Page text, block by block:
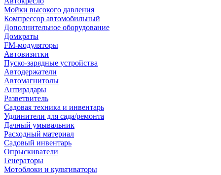
Мойки высокого давления
Компрессор автомобильный
Дополнительное оборудование
Домкраты
FM-модуляторы
Автовизитки
Пуско-зарядные устройства
Автодержатели
Автомагнитолы
Антирадары
Разветвитель
Садовая техника и инвентарь
Удлинители для сада/ремонта
Дачный умывальник
Расходный материал
Садовый инвентарь
Опрыскиватели
Генераторы
Мотоблоки и культиваторы